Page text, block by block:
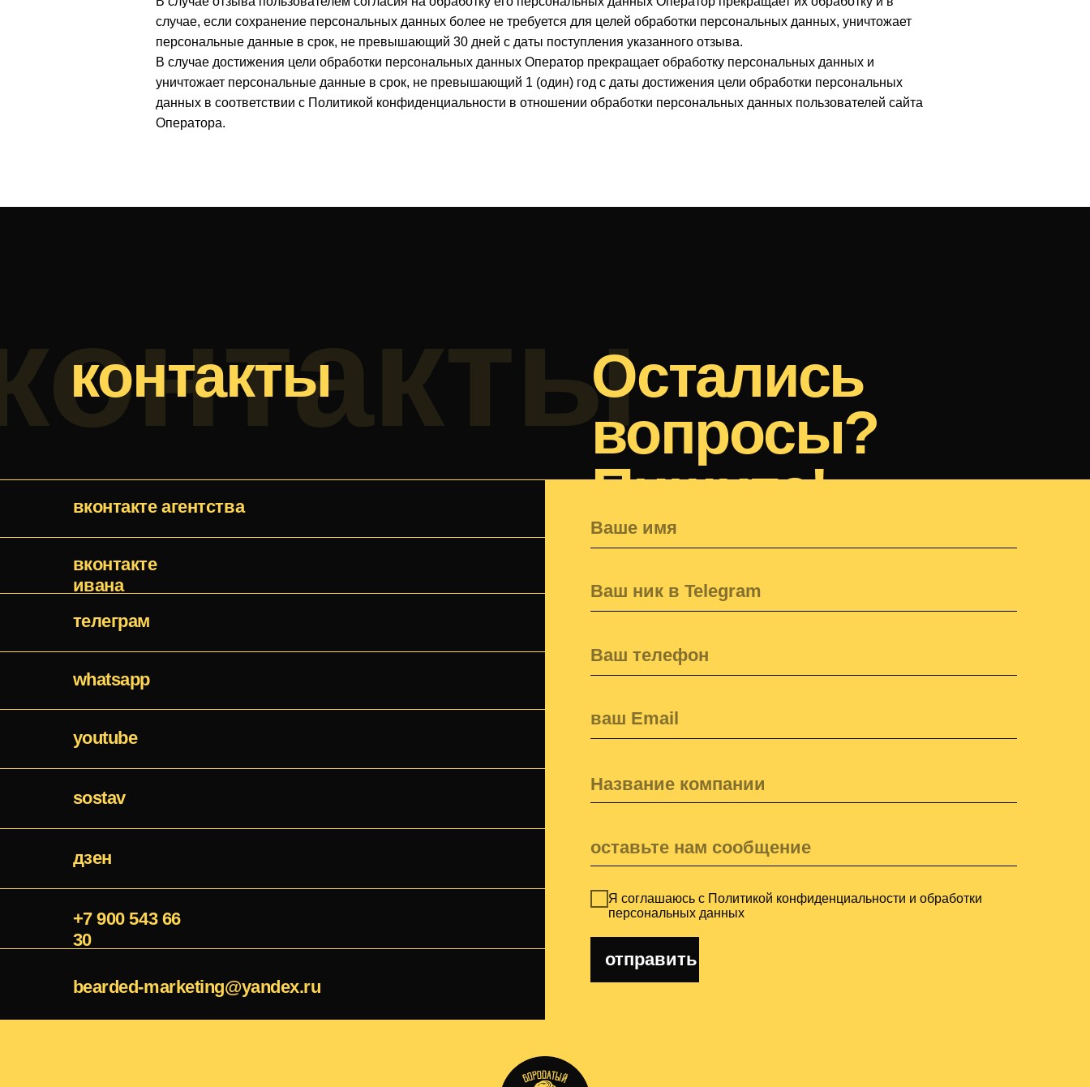
случае, если сохранение персональных данных более не требуется для целей обработки персональных данных, уничтожает
персональные данные в срок, не превышающий 30 дней с даты поступления указанного отзыва.
В случае достижения цели обработки персональных данных Оператор прекращает обработку персональных данных и
уничтожает персональные данные в срок, не превышающий 1 (один) год с даты достижения цели обработки персональных
данных в соответствии с Политикой конфиденциальности в отношении обработки персональных данных пользователей сайта
Оператора.
контакты
Остались
отправить
bearded-marketing@yandex.ru
Остались
вопросы?
вконтакте
ивана
youtube
sostav
дзен
о кейсы консалтинг обучение
ИП Волков Иван Юрьевич
ИНН: 352530068696, ОГРНИП: 318352500004912